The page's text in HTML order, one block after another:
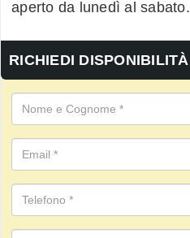
aperto da lunedì al sabato.
RICHIEDI DISPONIBILITÀ